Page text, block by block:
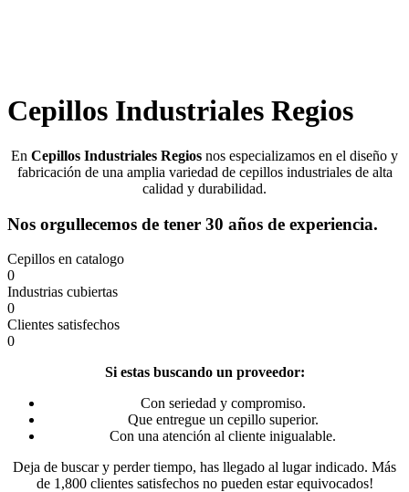
Cepillos Industriales Regios
En Cepillos Industriales Regios nos especializamos en el diseño y
fabricación de una amplia variedad de cepillos industriales de alta
calidad y durabilidad.
Nos orgullecemos de tener 30 años de experiencia.
Cepillos en catalogo
0
Industrias cubiertas
0
Clientes satisfechos
0
Si estas buscando un proveedor:
Con seriedad y compromiso.
Que entregue un cepillo superior.
Con una atención al cliente inigualable.
Deja de buscar y perder tiempo, has llegado al lugar indicado. Más
de 1,800 clientes satisfechos no pueden estar equivocados!